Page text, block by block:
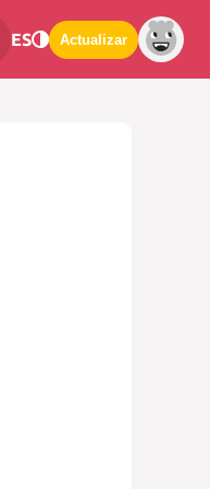
ES Actualizar